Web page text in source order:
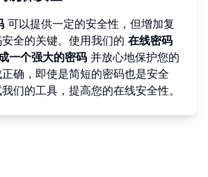
可以提供一定的安全性，但增加复
全的关键。使用我们的 在线密码
一个强大的密码 并放心地保护您的
确，即使是简短的密码也是安全
们的工具，提高您的在线安全性。